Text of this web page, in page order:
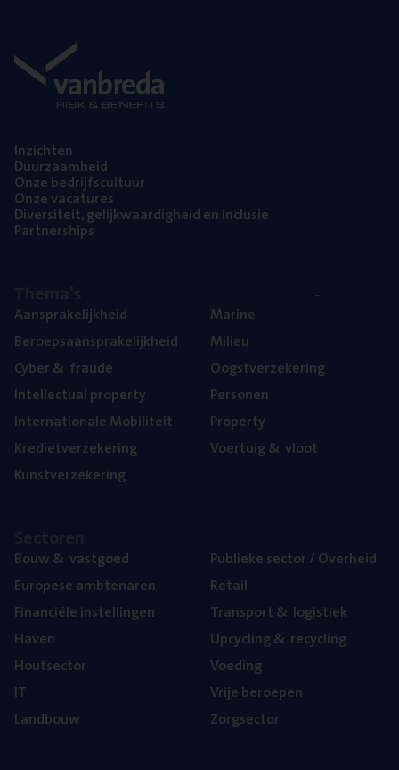
Inzich­ten
Duur­zaam­heid
Onze bedrijfs­cul­tuur
Onze vaca­tu­res
Diver­si­teit, gelijk­waar­dig­heid en inclusie
Part­ner­ships
Aan­spra­ke­lijk­heid
Beroeps­aan­spra­ke­lijk­heid
Cyber& fraude
Intel­lec­tu­al property
Inter­na­ti­o­na­le Mobiliteit
Kre­diet­ver­ze­ke­ring
Kunst­ver­ze­ke­ring
Mari­ne
Mili­eu
Oogst­ver­ze­ke­ring
Per­so­nen
Pro­per­ty
Voer­tuig& vloot
Bouw& vastgoed
Euro­pe­se ambtenaren
Finan­ci­ë­le instellingen
Haven
Hout­sec­tor
IT
Land­bouw
Publie­ke sec­tor / Overheid
Retail
Trans­port& logistiek
Upcy­cling& recycling
Voe­ding
Vrije beroe­pen
Zorg­sec­tor